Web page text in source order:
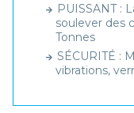
PUISSANT :
soulever des
Tonnes
SÉCURITÉ :
vibrations,